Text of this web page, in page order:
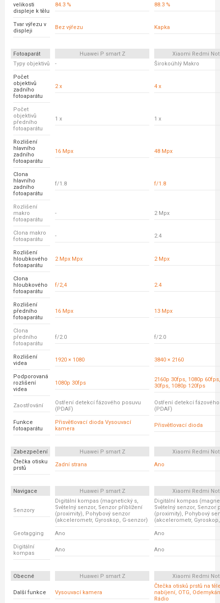
velikosti
displeje k tělu
84.3 % 88.3 %
Tvar výřezu v
displeji
Bez výřezu Kapka
Fotoaparát Huawei P smart Z
Xiaomi Redmi
Typy objektivů
- Širokoúhlý Makro
Počet
objektivů
zadního
fotoaparátu
2 x 4 x
Počet
objektivů
předního
fotoaparátu
1 x 1 x
Rozlišení
hlavního
zadního
fotoaparátu
16 Mpx 48 Mpx
Clona
hlavního
zadního
fotoaparátu
f/1.8 f/1.8
Rozlišení
makro
fotoaparátu
- 2 Mpx
Clona makro
fotoaparátu
- 2.4
Rozlišení
hloubkového
fotoaparátu
2 Mpx Mpx 2 Mpx
Clona
hloubkového
fotoaparátu
f/2,4 2.4
Rozlišení
předního
fotoaparátu
16 Mpx 13 Mpx
Clona
předního
fotoaparátu
f/2.0 f/2.0
Rozlišení
videa
1920 × 1080 3840 × 2160
Podporovaná
rozlišení
videa
1080p 30fps
2160p 30fps, 1080p
30fps, 1080p 120fps
Zaostřování
Ostření detekcí fázového posuvu
(PDAF)
Ostření detekcí
(PDAF)
Funkce
fotoaparátu
Přisvětlovací dioda Vysouvací
kamera
Přisvětlovací dioda
Zabezpečení Huawei P smart Z
Xiaomi Redmi
Čtečka otisku
prstů
Zadní strana Ano
Navigace Huawei P smart Z Xiaomi Redmi
Senzory
Digitální kompas (magnetický s,
Světelný senzor, Senzor přiblížení
(proximity), Pohybový senzor
(akcelerometr, Gyroskop, G-senzor)
Digitální kompas
Světelný senzor, Senzor
(proximity), Pohybový
(akcelerometr,
Geotagging Ano Ano
Digitální
kompas
Ano Ano
Obecné Huawei P smart Z Xiaomi Redmi
Další funkce Vysouvací kamera
Čtečka otisků prstů na
nabíjení, OTG,
Rádio